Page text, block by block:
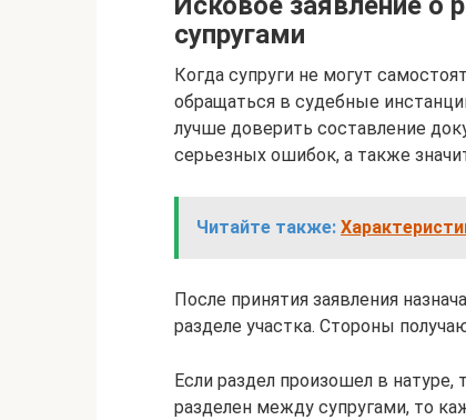
супругами
Когда супруги не могут
обращаться в судебные
лучше доверить составление
серьезных ошибок, а также
Читайте также:
После принятия заявления
разделе участка. Стороны
Если раздел произошел в
разделен между супругами, то